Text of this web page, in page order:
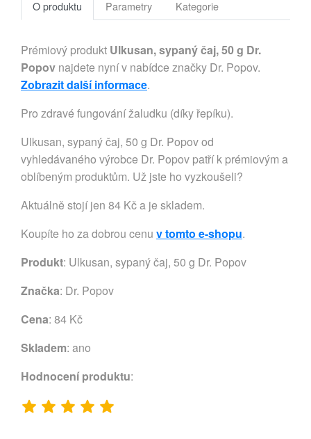
O produktu Parametry Kategorie
Prémiový produkt Ulkusan, sypaný čaj, 50 g Dr.
Popov najdete nyní v nabídce značky Dr. Popov.
Zobrazit další informace.
Pro zdravé fungování žaludku (díky řepíku).
Ulkusan, sypaný čaj, 50 g Dr. Popov od
vyhledávaného výrobce Dr. Popov patří k prémiovým a
oblíbeným produktům. Už jste ho vyzkoušeli?
Aktuálně stojí jen 84 Kč a je skladem.
Koupíte ho za dobrou cenu v tomto e-shopu.
Produkt: Ulkusan, sypaný čaj, 50 g Dr. Popov
Značka: Dr. Popov
Cena: 84 Kč
Skladem: ano
Hodnocení produktu: